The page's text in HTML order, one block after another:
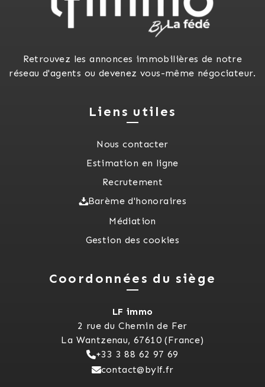
Retrouvez les annonces immobilières de notre
réseau d'agents ou devenez vous-même négociateur.
Liens utiles
Nous contacter
Estimation en ligne
Recrutement
Barème d'honoraires
Médiation
Gestion des cookies
Coordonnées du siège
LF immo
2 rue du Chemin de Fer
La Wantzenau, 67610 (France)
+33 3 88 62 97 69
contact@bylf.fr